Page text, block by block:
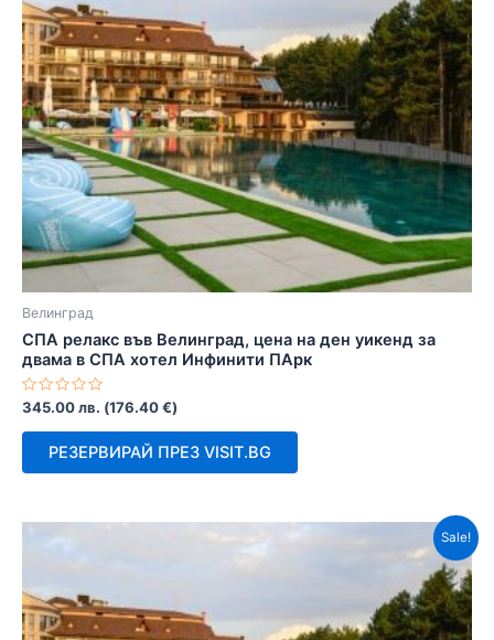
Велинград
СПА релакс във Велинград, цена на ден уикенд за
двама в СПА хотел Инфинити ПАрк
Оценено
с
0
345.00лв. (176.40€)
РЕЗЕРВИРАЙ ПРЕЗ VISIT.BG
Sale!